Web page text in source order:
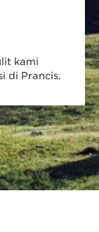
kami
di Prancis.